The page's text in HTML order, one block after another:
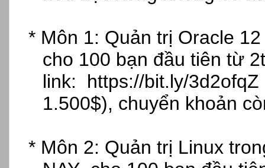
* Môn 1: Quản trị Oracle
cho 100 bạn đầu tiên từ
link: https://bit.ly/3d2ofqZ
1.500$), chuyển khoản c
* Môn 2: Quản trị Linux